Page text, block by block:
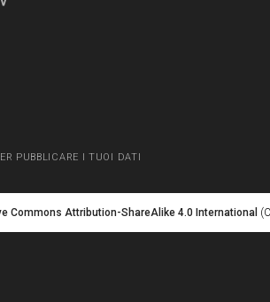
PUBBLICARE I TUOI DATI
Commons Attribution-ShareAlike 4.0 International